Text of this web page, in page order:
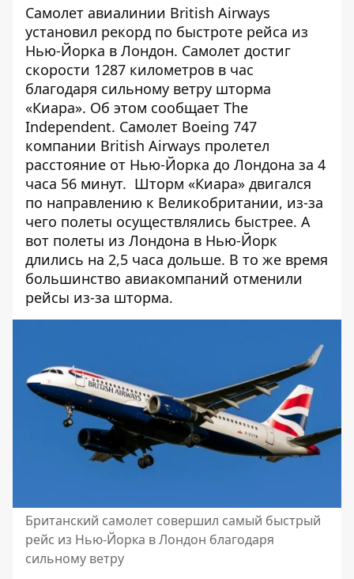
Самолет авиалинии British Airways
установил рекорд по быстроте рейса из
Нью-Йорка в Лондон. Самолет достиг
скорости 1287 километров в час
благодаря сильному ветру шторма
«Киара». Об этом сообщает The
Independent. Самолет Boeing 747
компании British Airways пролетел
расстояние от Нью-Йорка до Лондона за 4
часа 56 минут. Шторм «Киара» двигался
по направлению к Великобритании, из-за
чего полеты осуществлялись быстрее. А
вот полеты из Лондона в Нью-Йорк
длились на 2,5 часа дольше. В то же время
большинство авиакомпаний отменили
рейсы из-за шторма.
Британский самолет совершил самый быстрый
рейс из Нью-Йорка в Лондон благодаря
сильному ветру